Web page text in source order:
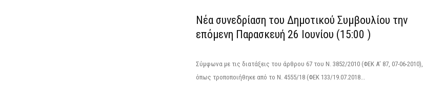
Νέα συνεδρίαση του Δημοτικού Συμβουλίου την
επόμενη Παρασκευή 26 Ιουνίου (15:00 )
Σύμφωνα με τις διατάξεις του άρθρου 67 του Ν. 3852/2010 (ΦΕΚ Α’ 87, 07-06-2010),
όπως τροποποιήθηκε από το N. 4555/18 (ΦΕΚ 133/19.07.2018...